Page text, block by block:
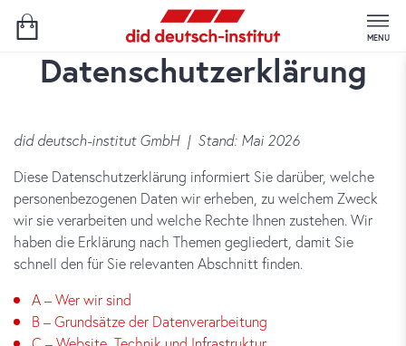
Datenschutzerklärung
did deutsch-institut GmbH | Stand: Mai 2026
Diese Datenschutzerklärung informiert Sie darüber, welche
personenbezogenen Daten wir erheben, zu welchem Zweck
wir sie verarbeiten und welche Rechte Ihnen zustehen. Wir
haben die Erklärung nach Themen gegliedert, damit Sie
schnell den für Sie relevanten Abschnitt finden.
A – Wer wir sind
B – Grundsätze der Datenverarbeitung
MENU